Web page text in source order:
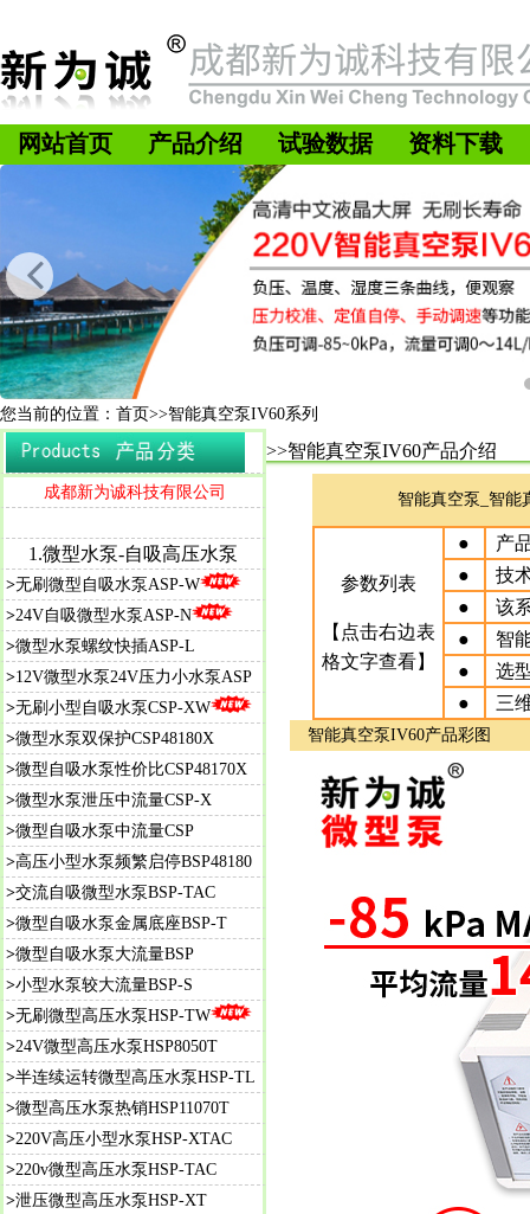
网站首页 产品介绍 试验数据 资料下载
您当前的位置：首页>>智能真空泵IV60系列
>>智能真空泵IV60产品介绍
成都新为诚科技有限公司 智能真空泵_智能
参数列表
【点击右边表
格文字查看】
●
产
●
技
●
该
●
智
●
选
●
三
智能真空泵IV60产品彩图
1.微型水泵-自吸高压水泵
>无刷微型自吸水泵ASP-W
>24V自吸微型水泵ASP-N
>微型水泵螺纹快插ASP-L
>12V微型水泵24V压力小水泵ASP
>无刷小型自吸水泵CSP-XW
>微型水泵双保护CSP48180X
>微型自吸水泵性价比CSP48170X
>微型水泵泄压中流量CSP-X
>微型自吸水泵中流量CSP
>高压小型水泵频繁启停BSP48180
>交流自吸微型水泵BSP-TAC
>微型自吸水泵金属底座BSP-T
>微型自吸水泵大流量BSP
>小型水泵较大流量BSP-S
>无刷微型高压水泵HSP-TW
>24V微型高压水泵HSP8050T
>半连续运转微型高压水泵HSP-TL
>微型高压水泵热销HSP11070T
>220V高压小型水泵HSP-XTAC
>220v微型高压水泵HSP-TAC
>泄压微型高压水泵HSP-XT